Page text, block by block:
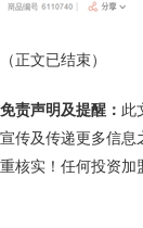
（正文已结束）
免责声明及提醒： 此
宣传及传递更多信息
重核实！任何投资加